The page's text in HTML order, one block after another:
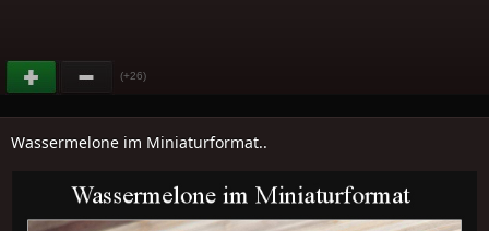
(+26)
Wassermelone im Miniaturformat..